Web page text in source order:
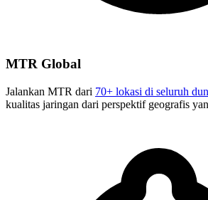
MTR Global
Jalankan MTR dari 70+ lokasi di seluruh
kualitas jaringan dari perspektif geografis